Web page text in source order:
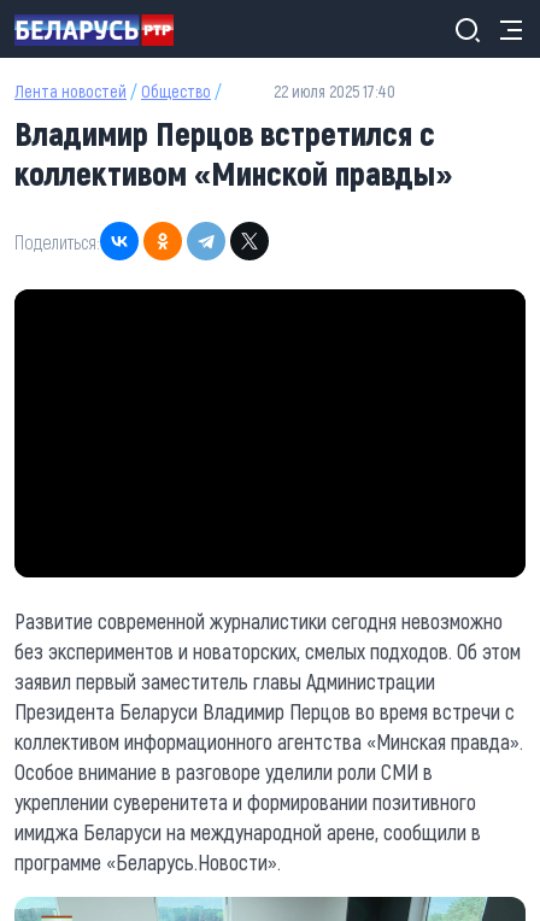
Перейти к основному содержанию
Лента новостей / Общество / 22 июля 2025 17:40
Владимир Перцов встретился с
коллективом «Минской правды»
Поделиться:
Развитие современной журналистики сегодня невозможно
без экспериментов и новаторских, смелых подходов. Об этом
заявил первый заместитель главы Администрации
Президента Беларуси Владимир Перцов во время встречи с
коллективом информационного агентства «Минская правда».
Особое внимание в разговоре уделили роли СМИ в
укреплении суверенитета и формировании позитивного
имиджа Беларуси на международной арене, сообщили в
программе «Беларусь.Новости».